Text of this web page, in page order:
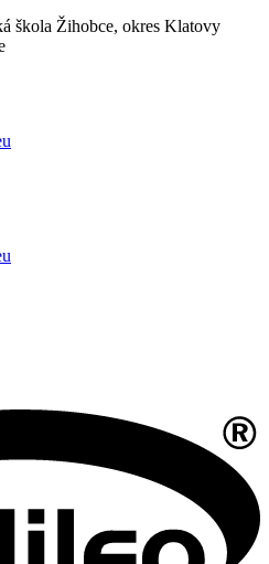
škola Žihobce, okres Klatovy